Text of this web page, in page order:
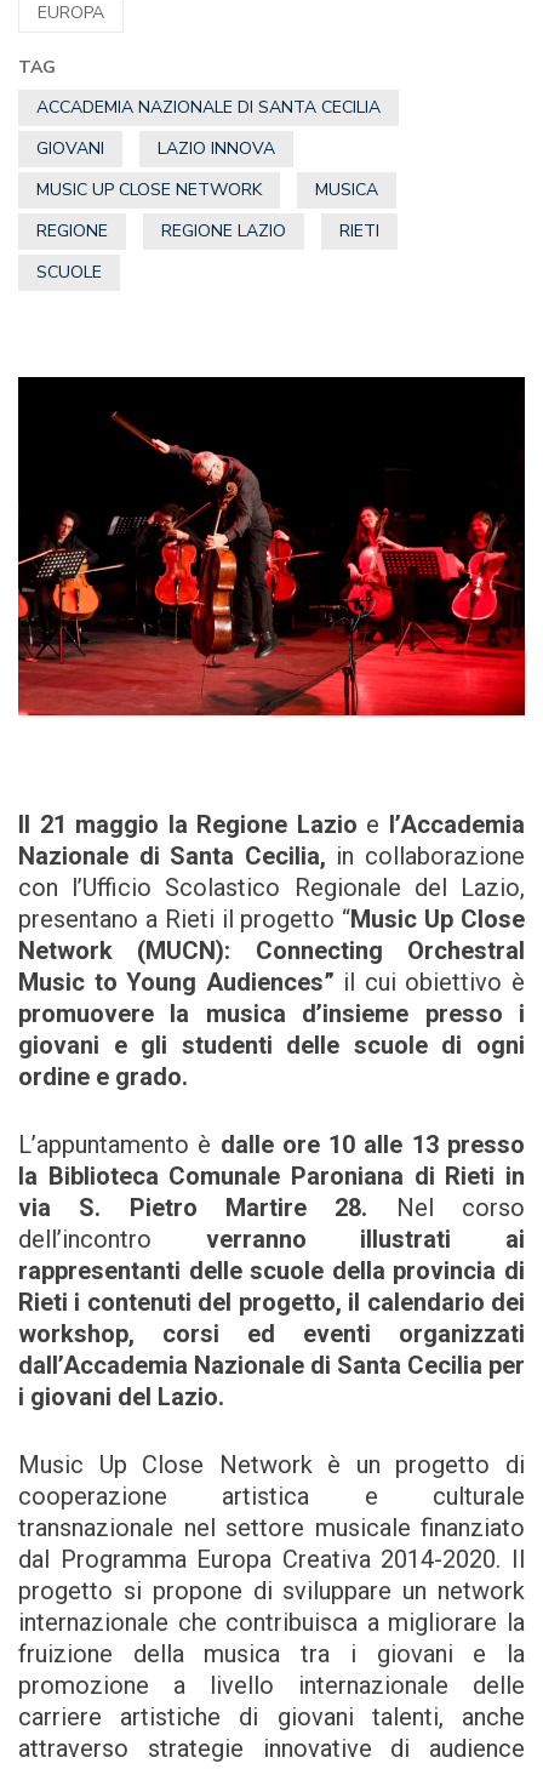
EUROPA
TAG
ACCADEMIA NAZIONALE DI SANTA CECILIA
GIOVANI
LAZIO INNOVA
MUSIC UP CLOSE NETWORK
MUSICA
REGIONE
REGIONE LAZIO
RIETI
SCUOLE
Il 21 maggio la Regione Lazio e l’Accademia
Nazionale di Santa Cecilia, in collaborazione
con l’Ufficio Scolastico Regionale del Lazio,
presentano a Rieti il progetto “Music Up Close
Network (MUCN): Connecting Orchestral
Music to Young Audiences” il cui obiettivo è
promuovere la musica d’insieme presso i
giovani e gli studenti delle scuole di ogni
ordine e grado.
L’appuntamento è dalle ore 10 alle 13 presso
la Biblioteca Comunale Paroniana di Rieti in
via S. Pietro Martire 28. Nel corso
dell’incontro verranno illustrati ai
rappresentanti delle scuole della provincia di
Rieti i contenuti del progetto, il calendario dei
workshop, corsi ed eventi organizzati
dall’Accademia Nazionale di Santa Cecilia per
i giovani del Lazio.
Music Up Close Network è un progetto di
cooperazione artistica e culturale
transnazionale nel settore musicale finanziato
dal Programma Europa Creativa 2014-2020. Il
progetto si propone di sviluppare un network
internazionale che contribuisca a migliorare la
fruizione della musica tra i giovani e la
promozione a livello internazionale delle
carriere artistiche di giovani talenti, anche
attraverso strategie innovative di audience